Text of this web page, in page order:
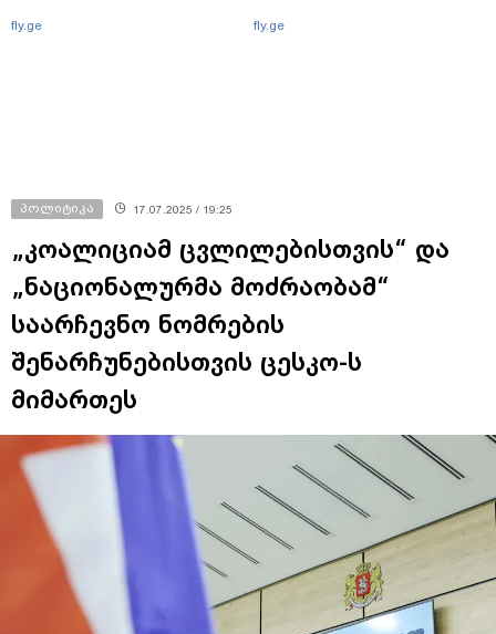
fly.ge fly.ge
პოლიტიკა 17.07.2025 / 19:25
„კოალიციამ ცვლილებისთვის“ და
„ნაციონალურმა მოძრაობამ“
საარჩევნო ნომრების
შენარჩუნებისთვის ცესკო-ს
მიმართეს